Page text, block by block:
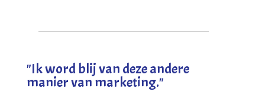
"Ik word blij van deze andere
manier van marketing."